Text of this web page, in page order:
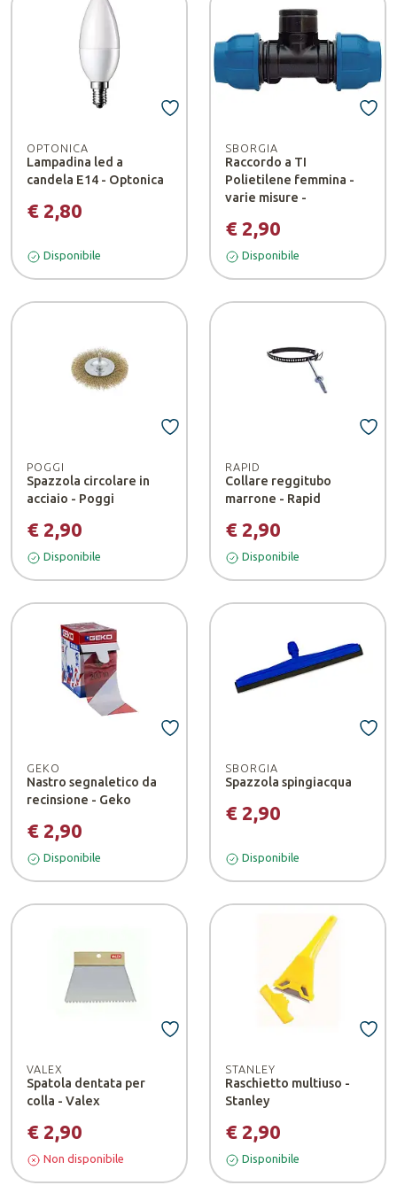
OPTONICA
Lampadina led a
candela E14 - Optonica
€ 2,80
Disponibile
SBORGIA
Raccordo a TI
Polietilene femmina -
varie misure -
€ 2,90
Disponibile
POGGI
Spazzola circolare in
acciaio - Poggi
€ 2,90
Disponibile
RAPID
Collare reggitubo
marrone - Rapid
€ 2,90
Disponibile
GEKO
Nastro segnaletico da
recinsione - Geko
€ 2,90
Disponibile
SBORGIA
Spazzola spingiacqua
€ 2,90
Disponibile
VALEX
Spatola dentata per
colla - Valex
€ 2,90
Non disponibile
STANLEY
Raschietto multiuso -
Stanley
€ 2,90
Disponibile